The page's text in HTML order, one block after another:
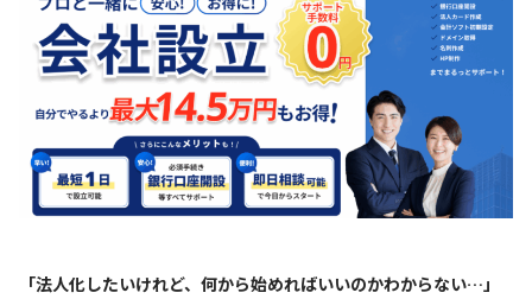
「法人化したいけれど、何から始めればいいのかわからない…」